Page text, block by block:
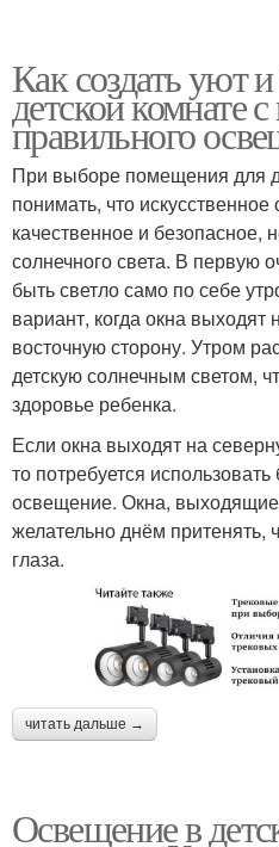
Как создать уют
детской комнате
правильного
При выборе помещения для
понимать, что
качественное и безопасное,
солнечного света. В первую
быть светло само по себе
вариант, когда окна
восточную сторону. Утром
детскую солнечным светом,
здоровье ребенка.
Если окна выходят на
то потребуется
освещение. Окна,
желательно днём притенять,
глаза.
читать дальше →
Освещение в